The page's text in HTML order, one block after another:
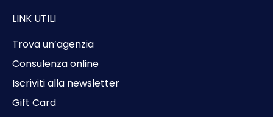
LINK UTILI
Trova un’agenzia
Consulenza online
Iscriviti alla newsletter
Gift Card